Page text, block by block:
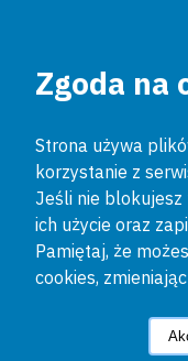
Zgoda na
Strona używa
korzystanie z
Jeśli nie blokujesz
ich użycie oraz
Pamiętaj, że
cookies,